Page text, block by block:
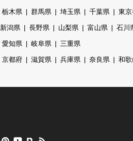
栃木県 群馬県 埼玉県 千葉県 東
新潟県 長野県 山梨県 富山県 石川
愛知県 岐阜県 三重県
京都府 滋賀県 兵庫県 奈良県 和